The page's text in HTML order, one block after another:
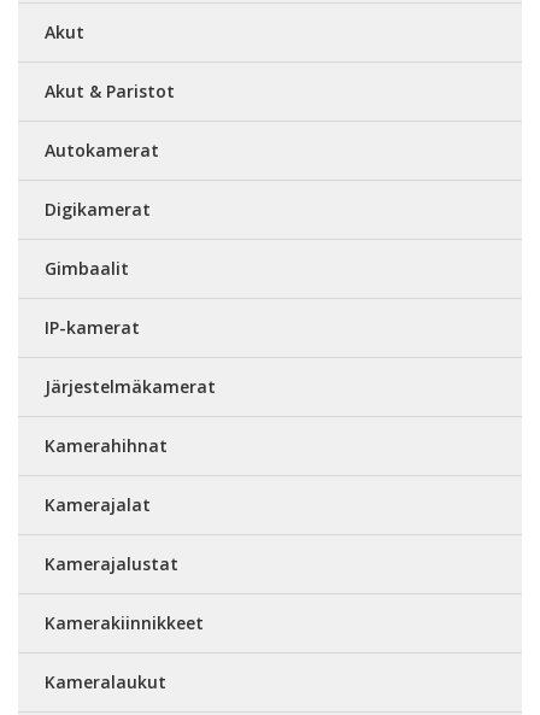
Akut
Akut & Paristot
Autokamerat
Digikamerat
Gimbaalit
IP-kamerat
Järjestelmäkamerat
Kamerahihnat
Kamerajalat
Kamerajalustat
Kamerakiinnikkeet
Kameralaukut